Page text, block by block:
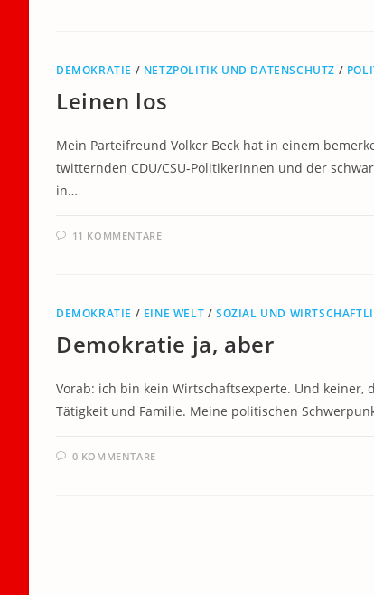
DEMOKRATIE / NETZPOLITIK UND DATENSCHUTZ /
Leinen los
Mein Parteifreund Volker Beck hat in einem
twitternden CDU/CSU-PolitikerInnen und der
in…
11 KOMMENTARE
DEMOKRATIE / EINE WELT /SOZIAL UND
Demokratie ja, aber
Vorab: ich bin kein Wirtschaftsexperte. Und
Tätigkeit und Familie. Meine politischen
0 KOMMENTARE